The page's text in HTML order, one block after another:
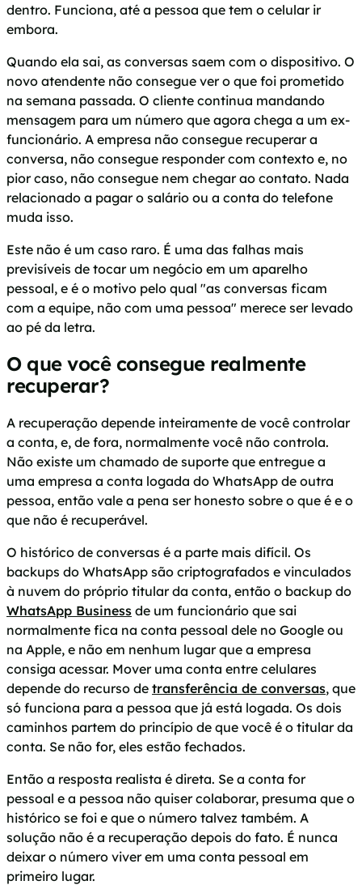
dentro. Funciona, até a pessoa que tem o celular ir
embora.
Quando ela sai, as conversas saem com o dispositivo. O
novo atendente não consegue ver o que foi prometido
na semana passada. O cliente continua mandando
mensagem para um número que agora chega a um ex-
funcionário. A empresa não consegue recuperar a
conversa, não consegue responder com contexto e, no
pior caso, não consegue nem chegar ao contato. Nada
relacionado a pagar o salário ou a conta do telefone
muda isso.
Este não é um caso raro. É uma das falhas mais
previsíveis de tocar um negócio em um aparelho
pessoal, e é o motivo pelo qual "as conversas ficam
com a equipe, não com uma pessoa" merece ser levado
ao pé da letra.
O que você consegue realmente
recuperar?
A recuperação depende inteiramente de você controlar
a conta, e, de fora, normalmente você não controla.
Não existe um chamado de suporte que entregue a
uma empresa a conta logada do WhatsApp de outra
pessoa, então vale a pena ser honesto sobre o que é e o
que não é recuperável.
O histórico de conversas é a parte mais difícil. Os
backups do WhatsApp são criptografados e vinculados
à nuvem do próprio titular da conta, então o backup do
WhatsApp Business de um funcionário que sai
normalmente fica na conta pessoal dele no Google ou
na Apple, e não em nenhum lugar que a empresa
consiga acessar. Mover uma conta entre celulares
depende do recurso de transferência de conversas, que
só funciona para a pessoa que já está logada. Os dois
caminhos partem do princípio de que você é o titular da
conta. Se não for, eles estão fechados.
Então a resposta realista é direta. Se a conta for
pessoal e a pessoa não quiser colaborar, presuma que o
histórico se foi e que o número talvez também. A
solução não é a recuperação depois do fato. É nunca
deixar o número viver em uma conta pessoal em
primeiro lugar.